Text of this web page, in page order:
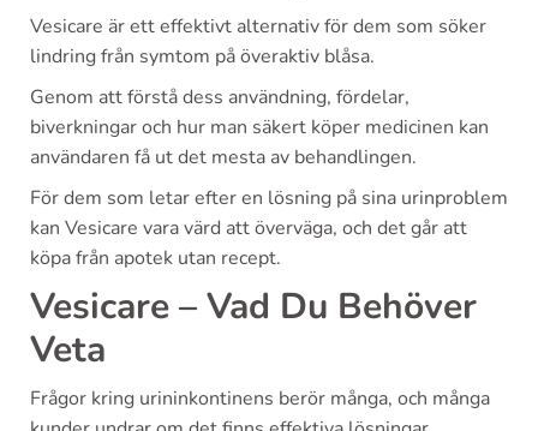
Vesicare är ett effektivt alternativ för dem som söker
lindring från symtom på överaktiv blåsa.
Genom att förstå dess användning, fördelar,
biverkningar och hur man säkert köper medicinen kan
användaren få ut det mesta av behandlingen.
För dem som letar efter en lösning på sina urinproblem
kan Vesicare vara värd att överväga, och det går att
köpa från apotek utan recept.
Vesicare – Vad Du Behöver
Veta
Frågor kring urininkontinens berör många, och många